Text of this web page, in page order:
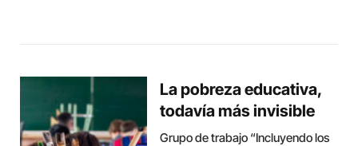
La pobreza educativa,
todavía más invisible
Grupo de trabajo “Incluyendo los